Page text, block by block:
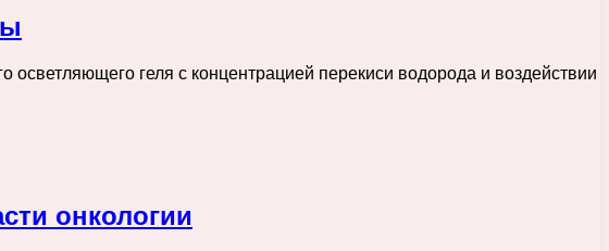
осветляющего геля с концентрацией перекиси водорода и воздействии
онкологии